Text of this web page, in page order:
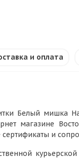
и оплата
Белый мишка
магазине
и